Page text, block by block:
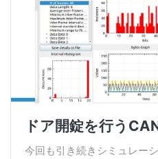
ドア開錠を行う
今回も引き続きシミュレー